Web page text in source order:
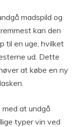
madspild og
kan den
til en uge, hvilket
ud. Dette
at købe en ny
at undgå
typer vin ved